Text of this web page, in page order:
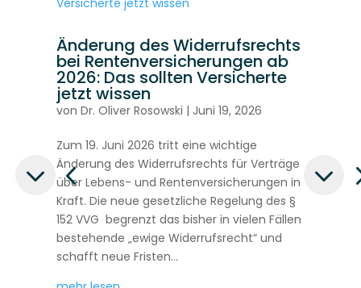
Änderung des Widerrufsrechts
bei Rentenversicherungen ab
2026: Das sollten Versicherte
jetzt wissen
von Dr. Oliver Rosowski | Juni 19, 2026
Zum 19. Juni 2026 tritt eine wichtige
Änderung des Widerrufsrechts für Verträge
über Lebens- und Rentenversicherungen in
Kraft. Die neue gesetzliche Regelung des §
152 VVG begrenzt das bisher in vielen Fällen
bestehende „ewige Widerrufsrecht“ und
schafft neue Fristen...